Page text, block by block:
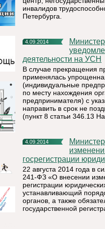
инвалидов
Петербурга.
4.09.2014
Министерство экономического развития сообщает о порядке
деятельности на УСН
В случае прекращения
применялась
(индивидуальные
по месту нахождения
предпринимателя) с
направить в срок не
(пункт 8 статьи 346.13
4.09.2014
Министерство экономического развития сообщает об
госрегистрации
22 августа 2014 года в
241-ФЗ «О внесении
регистрации
устанавливающий
органов, а также
государственной